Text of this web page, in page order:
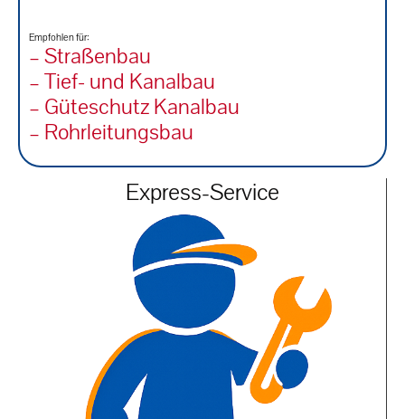
Empfohlen für:
– Straßenbau
– Tief- und Kanalbau
– Güteschutz Kanalbau
– Rohrleitungsbau
Express-Service